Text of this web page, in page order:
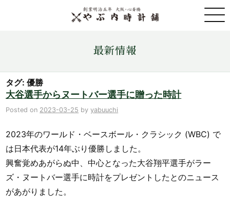
金・プラチナ・コイン売買
店舗情報
最新情報
ONLINE STORE
最新情報
タグ: 優勝
大谷選手からヌートバー選手に贈った時計
Posted on 2023-03-25 byyabuuchi
2023年のワールド・ベースボール・クラシック (WBC) で
は日本代表が14年ぶり優勝しました。
興奮覚めあがらぬ中、中心となった大谷翔平選手がラー
ズ・ヌートバー選手に時計をプレゼントしたとのニュース
があがりました。